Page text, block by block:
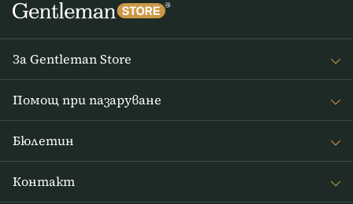
За Gentleman Store
Помощ при пазаруване
Доставка и плащане
Бюлетин
и новини за нови продукти и специални оферти
Контакт